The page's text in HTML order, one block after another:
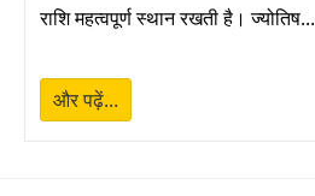
राशि महत्वपूर्ण स्थान रखती है। ज्योतिष...
और पढ़ें...